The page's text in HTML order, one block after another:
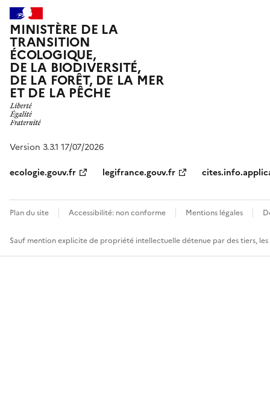
MINISTÈRE DE LA
TRANSITION
ÉCOLOGIQUE,
DE LA BIODIVERSITÉ,
DE LA FORÊT, DE LA MER
ET DE LA PÊCHE
Version 3.3.1 17/07/2026
ecologie.gouv.fr
legifrance.gouv.fr
Plan du site Accessibilité: non conforme Mentions légales
Sauf mention explicite de propriété intellectuelle détenue par des tiers,